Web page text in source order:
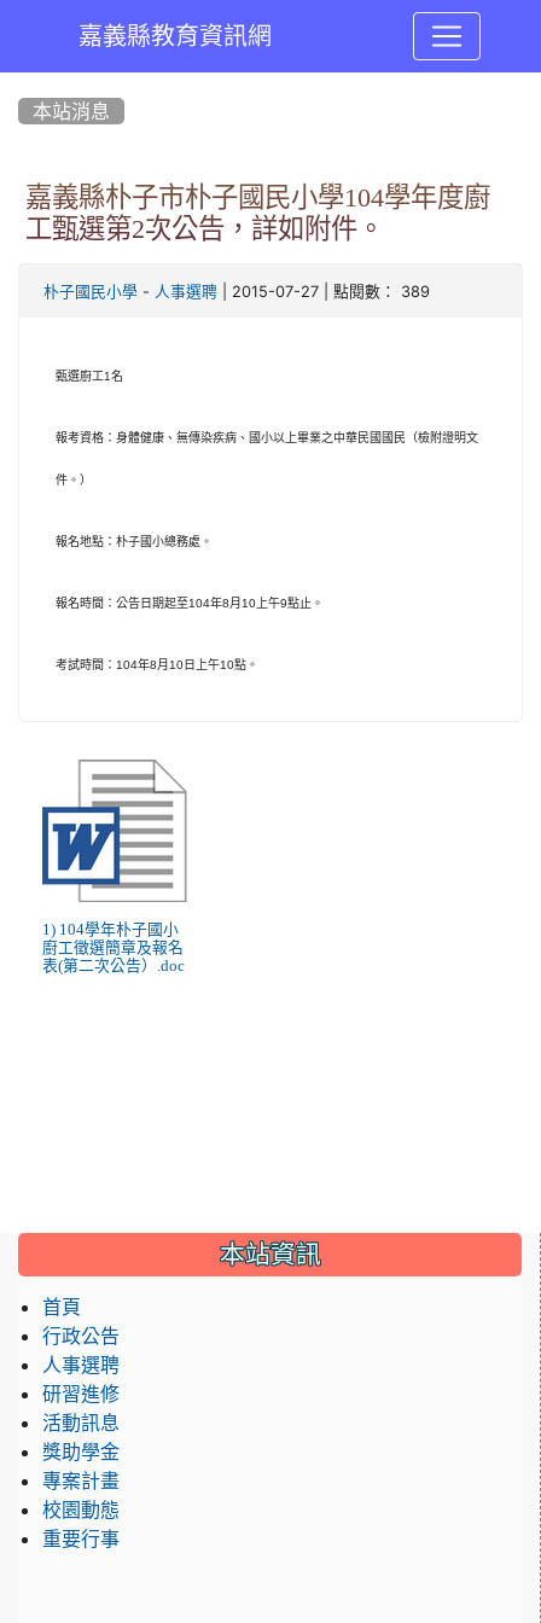
嘉義縣教育資訊網
本站消息
嘉義縣朴子市朴子國民小學104學年度廚
工甄選第2次公告，詳如附件。
朴子國民小學 - 人事選聘 | 2015-07-27 | 點閱數： 389
甄選廚工1名
報考資格：身體健康、無傳染疾病、國小以上畢業之中華民國國民（檢附證明文
件。）
報名地點：朴子國小總務處 。
報名時間：公告日期起至104年8月 10 上午9點止。
考試時間： 104年8月 10日上午10點。
1) 104學年朴子國小
廚工徵選簡章及報名
表(第二次公告）.doc
::: 本站資訊
首頁
行政公告
人事選聘
研習進修
活動訊息
獎助學金
專案計畫
校園動態
重要行事